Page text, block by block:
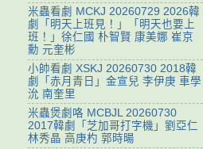
米蟲看劇 MCKJ 20260729 2026韓
劇「明天上班見！」「明天也要上
班！」徐仁國 朴智賢 康美娜 崔京
勳 元奎彬
小帥看劇 XSKJ 20260730 2018韓
劇「赤月青日」金宣兒 李伊庚 車學
沇 南奎里
米蟲煲劇咯 MCBJL 20260730
2017韓劇「芝加哥打字機」劉亞仁
林秀晶 高庚杓 郭時暘